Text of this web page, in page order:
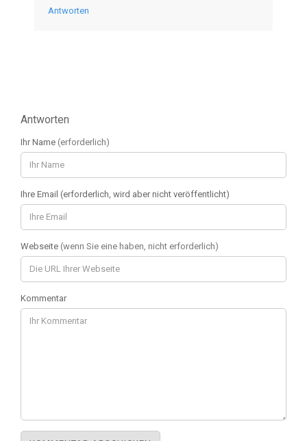
Antworten
Antworten
Ihr Name (erforderlich)
Ihre Email (erforderlich, wird aber nicht veröffentlicht)
Webseite (wenn Sie eine haben, nicht erforderlich)
Kommentar